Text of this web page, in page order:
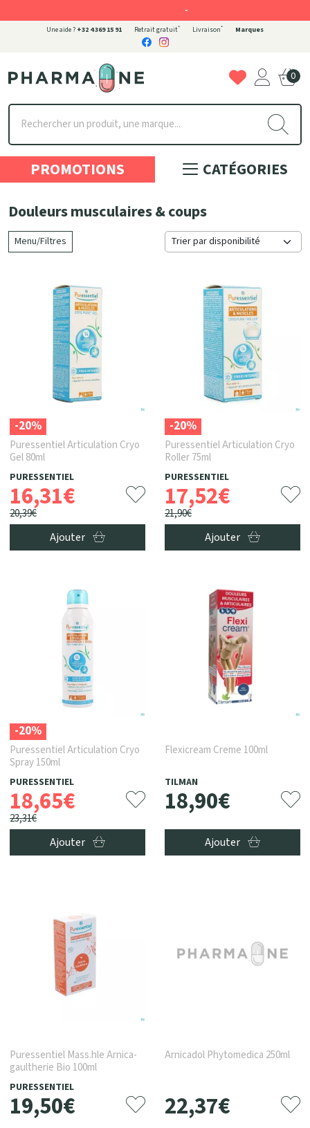
Une aide ? +32 4 369 15 91 Retrait gratuit* Livraison* Marques
Pharmaone Votre pharmacie en ligne à votre service
0
PROMOTIONS
CATÉGORIES
Douleurs musculaires & coups
Menu/Filtres
-20%
Puressentiel Articulation Cryo
Gel 80ml
PURESSENTIEL
16,31€
20,39€
Ajouter
-20%
Puressentiel Articulation Cryo
Roller 75ml
PURESSENTIEL
17,52€
21,90€
Ajouter
-20%
Puressentiel Articulation Cryo
Spray 150ml
PURESSENTIEL
18,65€
23,31€
Ajouter
Flexicream Creme 100ml
TILMAN
18,90€
Ajouter
Puressentiel Mass.hle Arnica-
gaultherie Bio 100ml
PURESSENTIEL
19,50€
Arnicadol Phytomedica 250ml
22,37€